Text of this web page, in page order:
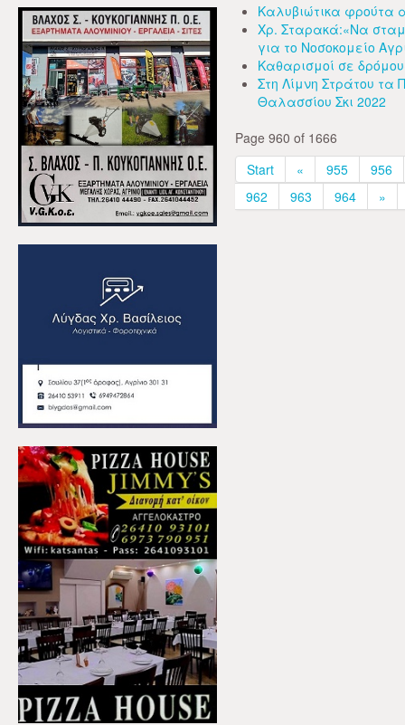
Καλυβιώτικα φρούτα
Χρ. Σταρακά:«Να
για το Νοσοκομείο
Καθαρισμοί σε
Στη Λίμνη Στράτου
Θαλασσίου Σκι 2022
Page 960 of 1666
Start
« 955
956
962
963 964 »